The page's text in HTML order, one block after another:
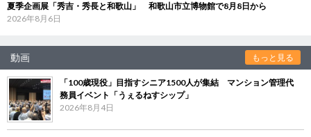
夏季企画展「秀吉・秀長と和歌山」 和歌山市立博物館で8月8日から
2026年8月6日
動画 もっと見る
「100歳現役」目指すシニア1500人が集結 マンション管理代
務員イベント「うぇるねすシップ」
2026年8月4日